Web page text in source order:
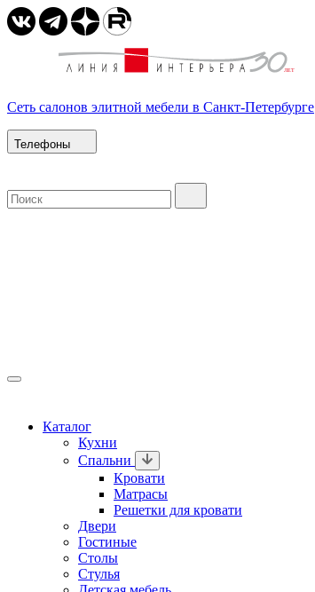
Сеть салонов элитной мебели в Санкт-Петербурге
Телефоны
Каталог
Кухни
Спальни
Кровати
Матрасы
Решетки для кровати
Двери
Гостиные
Столы
Стулья